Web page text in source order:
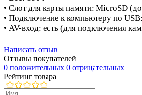
• Слот для карты памяти: MicroSD
• Подключение к компьютеру по
• AV-вход: есть (для подключения
Написать отзыв
Отзывы покупателей
0 положительных 0 отрицательных
Рейтинг товара